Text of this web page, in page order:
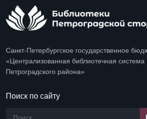
Санкт-Петербургское государственное
«Централизованная библиотечная система
Петроградского района»
Поиск по сайту